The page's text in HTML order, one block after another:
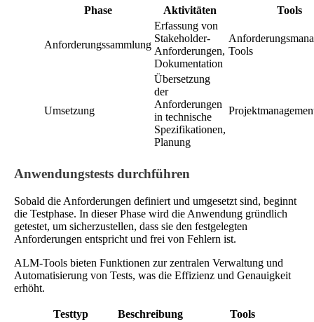
Phase Aktivitäten Tools
Anforderungssammlung
Erfassung von
Stakeholder-
Anforderungen,
Dokumentation
Tools
Umsetzung
Übersetzung
der
Anforderungen
in technische
Spezifikationen,
Planung
Anwendungstests durchführen
Sobald die Anforderungen definiert und umgesetzt sind, beginnt
die Testphase. In dieser Phase wird die Anwendung gründlich
getestet, um sicherzustellen, dass sie den festgelegten
Anforderungen entspricht und frei von Fehlern ist.
ALM-Tools bieten Funktionen zur zentralen Verwaltung und
Automatisierung von Tests, was die Effizienz und Genauigkeit
erhöht.
Testtyp Beschreibung
Tools